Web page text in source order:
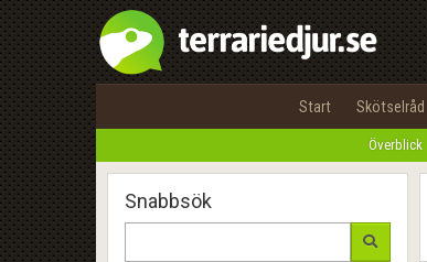
Start Skötselråd
Överblick
Snabbsök